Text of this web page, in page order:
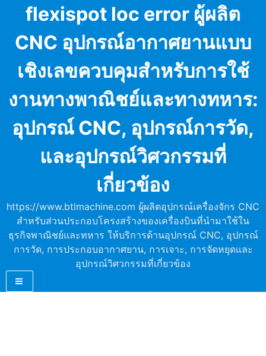
content
flexispot loc error ผู้ผลิต
CNC อุปกรณ์อากาศยานแบบ
เชิงเลขควบคุมสำหรับการใช้
งานทางพาณิชย์และทางทหาร:
อุปกรณ์ CNC, อุปกรณ์การวัด,
และอุปกรณ์วิศวกรรมที่
เกี่ยวข้อง
https://www.btlmachine.com ผู้ผลิตอุปกรณ์เครื่องจักร CNC
สำหรับส่วนประกอบโครงสร้างของเครื่องบินที่นำมาใช้ใน
ธุรกิจพาณิชย์และทหาร ให้บริการด้านอุปกรณ์ CNC, อุปกรณ์
การวัด, การประกอบอากาศยาน, การเจาะ, การจัดหยุดและ
อุปกรณ์วิศวกรรมที่เกี่ยวข้อง